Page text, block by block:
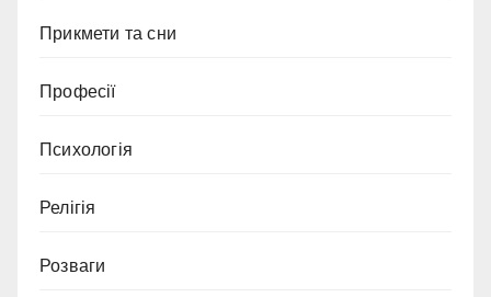
Прикмети та сни
Професії
Психологія
Релігія
Розваги